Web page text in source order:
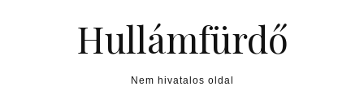
Hullámfürdő
Nem hivatalos oldal